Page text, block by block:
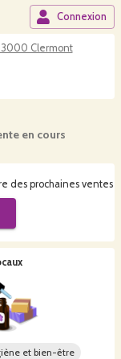
Connexion
Clermont
en cours
des prochaines ventes
et bien-être